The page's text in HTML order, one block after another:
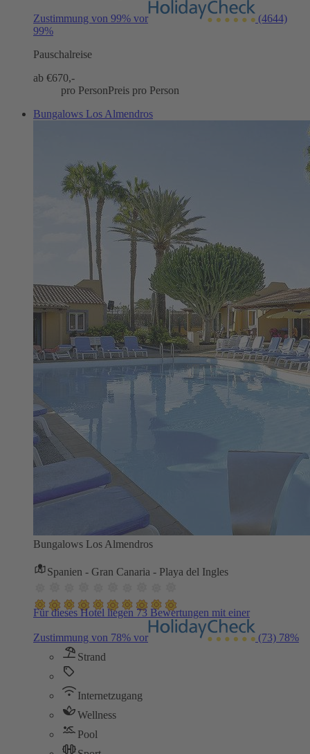
Zustimmung von 99% vor
(4644)
99%
Pauschalreise
ab €670,-
pro PersonPreis pro Person
Bungalows Los Almendros
Bungalows Los Almendros
Spanien - Gran Canaria - Playa del Ingles
Für dieses Hotel liegen 73 Bewertungen mit einer
Zustimmung von 78% vor (73) 78%
Strand
Internetzugang
Wellness
Pool